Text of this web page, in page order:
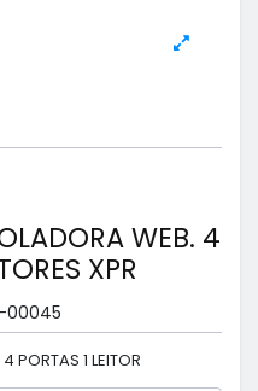
WEB. 4
XPR
00045
PORTAS 1 LEITOR